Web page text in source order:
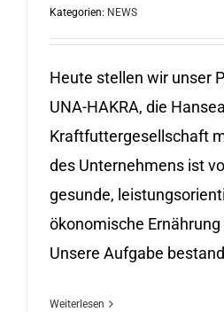
Kategorien: NEWS
Heute stellen wir unser
UNA-HAKRA, die
Kraftfuttergesellschaft
des Unternehmens ist
gesunde,
ökonomische
Unsere Aufgabe
Weiterlesen